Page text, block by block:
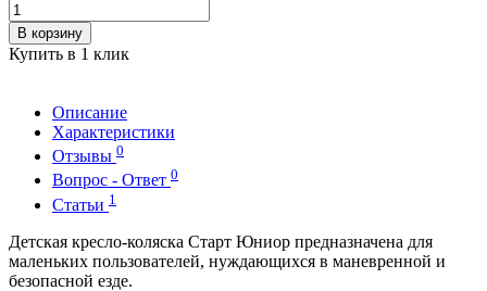
В корзину
Купить в 1 клик
Описание
Характеристики
Отзывы 0
Вопрос - Ответ 0
Статьи 1
Детская кресло-коляска Старт Юниор предназначена для
маленьких пользователей, нуждающихся в маневренной и
безопасной езде.